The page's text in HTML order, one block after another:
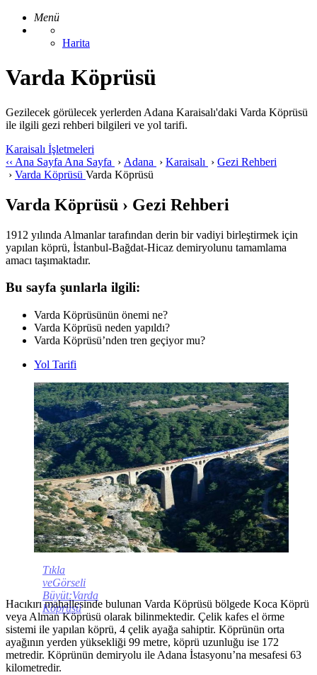
Menü
Harita
Varda Köprüsü
Gezilecek görülecek yerlerden Adana Karaisalı'daki Varda Köprüsü
ile ilgili gezi rehberi bilgileri ve yol tarifi.
Karaisalı İşletmeleri
‹‹ Ana Sayfa Ana Sayfa › Adana › Karaisalı › Gezi Rehberi
› Varda Köprüsü Varda Köprüsü
Varda Köprüsü › Gezi Rehberi
1912 yılında Almanlar tarafından derin bir vadiyi birleştirmek için
yapılan köprü, İstanbul-Bağdat-Hicaz demiryolunu tamamlama
amacı taşımaktadır.
Bu sayfa şunlarla ilgili:
Varda Köprüsünün önemi ne?
Varda Köprüsü neden yapıldı?
Varda Köprüsü’nden tren geçiyor mu?
Yol Tarifi
Tıkla
veGörseli
Büyüt:Varda
Köprüsü
Hacıkırı mahallesinde bulunan Varda Köprüsü bölgede Koca Köprü
veya Alman Köprüsü olarak bilinmektedir. Çelik kafes el örme
sistemi ile yapılan köprü, 4 çelik ayağa sahiptir. Köprünün orta
ayağının yerden yüksekliği 99 metre, köprü uzunluğu ise 172
metredir. Köprünün demiryolu ile Adana İstasyonu’na mesafesi 63
kilometredir.